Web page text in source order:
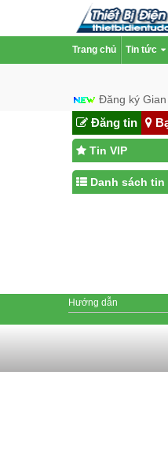
Trang chủ Tin tức
Đăng ký
Đăng tin
Tin VIP
Danh sách
Hướng dẫn